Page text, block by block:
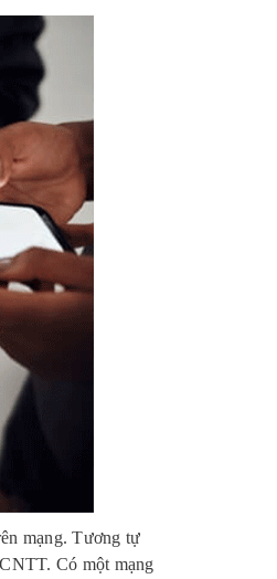
mạng. Tương tự
Có một mạng